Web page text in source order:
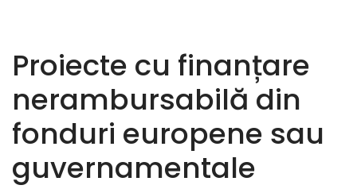
Proiecte cu finanțare
nerambursabilă din
fonduri europene sau
guvernamentale